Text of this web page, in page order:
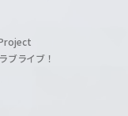
ライブ！